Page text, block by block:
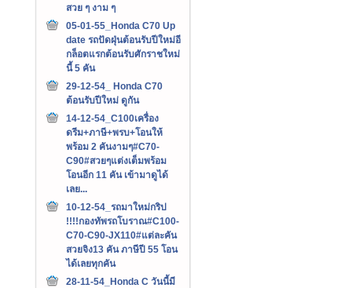
สวย ๆ งาม ๆ
05-01-55_Honda C70 Up
date รถปัดฝุ่นต้อนรับปีใหม่อี
กล็อตแรกต้อนรับศักราชใหม่
นี้ 5 คัน
29-12-54_ Honda C70
ต้อนรับปีใหม่ ดูกัน
14-12-54_C100เครื่อง
ดรีม+ภาษี+พรบ+โอนให้
พร้อม 2 คันงามๆ#C70-
C90#สวยๆแต่งเต็มพร้อม
โอนอีก 11 คัน เข้ามาดูได้
เลย...
10-12-54_รถมาใหม่กริป
!!!!กองทัพรถโบราณ#C100-
C70-C90-JX110#แต่ละคัน
สวยจิง13 คัน ภาษีปี 55 โอน
ได้เลยทุกคัน
28-11-54_Honda C วันนี้มี